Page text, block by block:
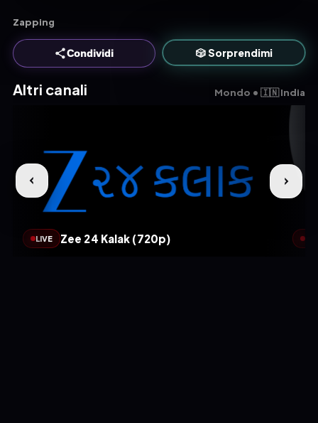
Zapping
Condividi 🎲 Sorprendimi
Altri canali Mondo • 🇮🇳 India
LIVE Zee 24 Kalak (720p)